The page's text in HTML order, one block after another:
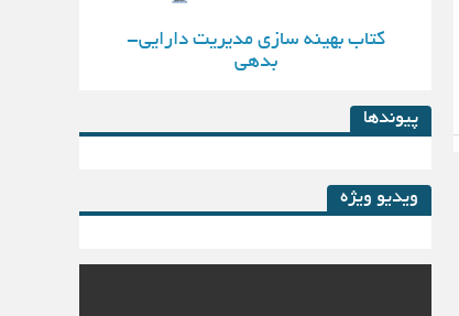
کتاب بهینه سازی مدیریت دارایی-
بدهی
پیوندها
ویدیو ویژه